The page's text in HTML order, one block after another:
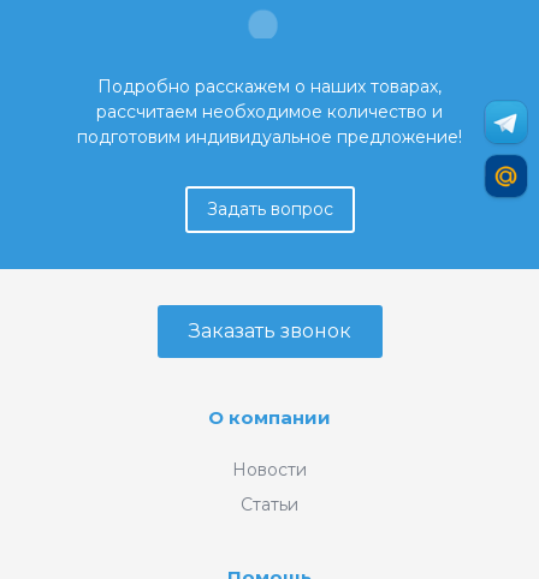
Подробно расскажем о наших товарах,
рассчитаем необходимое количество и
подготовим индивидуальное предложение!
Задать вопрос
Заказать звонок
О компании
Новости
Статьи